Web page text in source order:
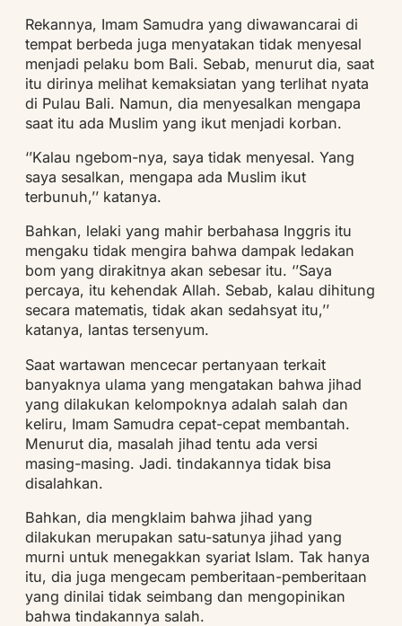
Rekannya, Imam Samudra yang diwawancarai di
tempat berbeda juga menyatakan tidak menyesal
menjadi pelaku bom Bali. Sebab, menurut dia, saat
itu dirinya melihat kemaksiatan yang terlihat nyata
di Pulau Bali. Namun, dia menyesalkan mengapa
saat itu ada Muslim yang ikut menjadi korban.
‘’Kalau ngebom-nya, saya tidak menyesal. Yang
saya sesalkan, mengapa ada Muslim ikut
terbunuh,’’ katanya.
Bahkan, lelaki yang mahir berbahasa Inggris itu
mengaku tidak mengira bahwa dampak ledakan
bom yang dirakitnya akan sebesar itu. ‘’Saya
percaya, itu kehendak Allah. Sebab, kalau dihitung
secara matematis, tidak akan sedahsyat itu,’’
katanya, lantas tersenyum.
Saat wartawan mencecar pertanyaan terkait
banyaknya ulama yang mengatakan bahwa jihad
yang dilakukan kelompoknya adalah salah dan
keliru, Imam Samudra cepat-cepat membantah.
Menurut dia, masalah jihad tentu ada versi
masing-masing. Jadi. tindakannya tidak bisa
disalahkan.
Bahkan, dia mengklaim bahwa jihad yang
dilakukan merupakan satu-satunya jihad yang
murni untuk menegakkan syariat Islam. Tak hanya
itu, dia juga mengecam pemberitaan-pemberitaan
yang dinilai tidak seimbang dan mengopinikan
bahwa tindakannya salah.